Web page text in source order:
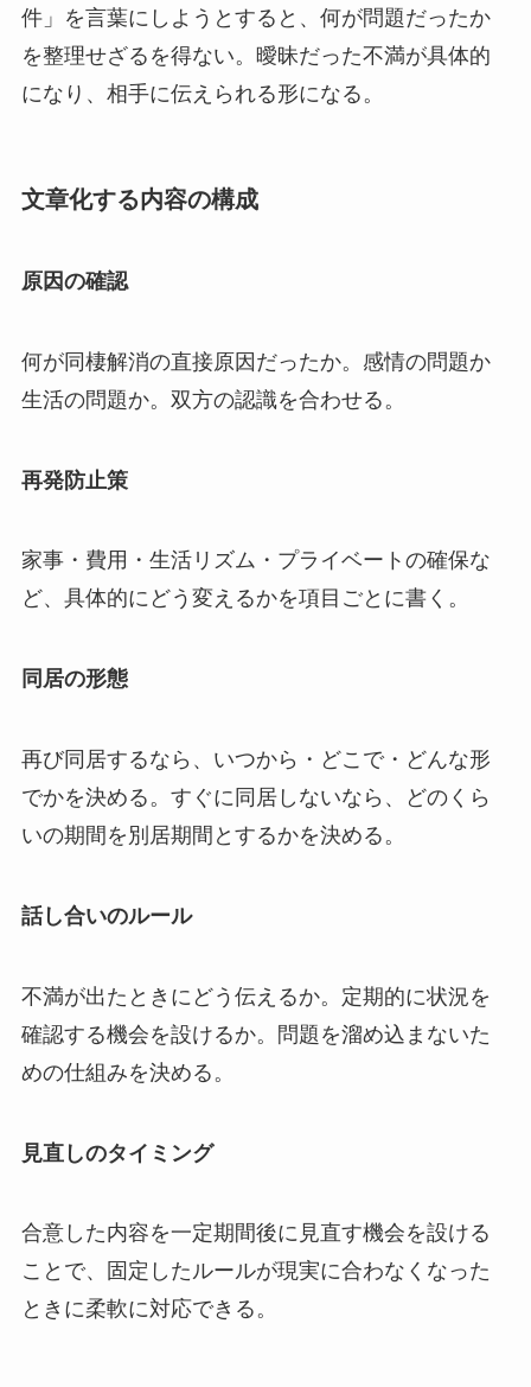
件」を言葉にしようとすると、何が問題だったか
を整理せざるを得ない。曖昧だった不満が具体的
になり、相手に伝えられる形になる。
文章化する内容の構成
原因の確認
何が同棲解消の直接原因だったか。感情の問題か
生活の問題か。双方の認識を合わせる。
再発防止策
家事・費用・生活リズム・プライベートの確保な
ど、具体的にどう変えるかを項目ごとに書く。
同居の形態
再び同居するなら、いつから・どこで・どんな形
でかを決める。すぐに同居しないなら、どのくら
いの期間を別居期間とするかを決める。
話し合いのルール
不満が出たときにどう伝えるか。定期的に状況を
確認する機会を設けるか。問題を溜め込まないた
めの仕組みを決める。
見直しのタイミング
合意した内容を一定期間後に見直す機会を設ける
ことで、固定したルールが現実に合わなくなった
ときに柔軟に対応できる。